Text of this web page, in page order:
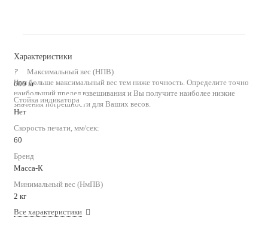
Характеристики
?
Чем больше максимальный вес тем ниже точность. Определите точно
наибольший предел взвешивания и Вы получите наиболее низкие
значения погрешности для Ваших весов.
Максимальный вес (НПВ)
600 кг
Стойка индикатора
Нет
Скорость печати, мм/сек:
60
Бренд
Масса-К
Минимальный вес (НмПВ)
2 кг
Все характеристики